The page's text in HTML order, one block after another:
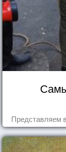
Представляем